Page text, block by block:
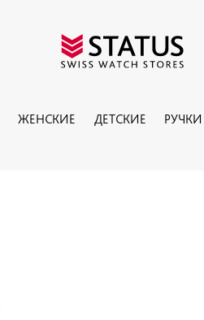
ЖЕНСКИЕ ДЕТСКИЕ РУЧКИ